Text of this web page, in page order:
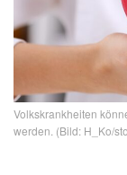
Volkskrankheiten
werden. (Bild: H_Ko/